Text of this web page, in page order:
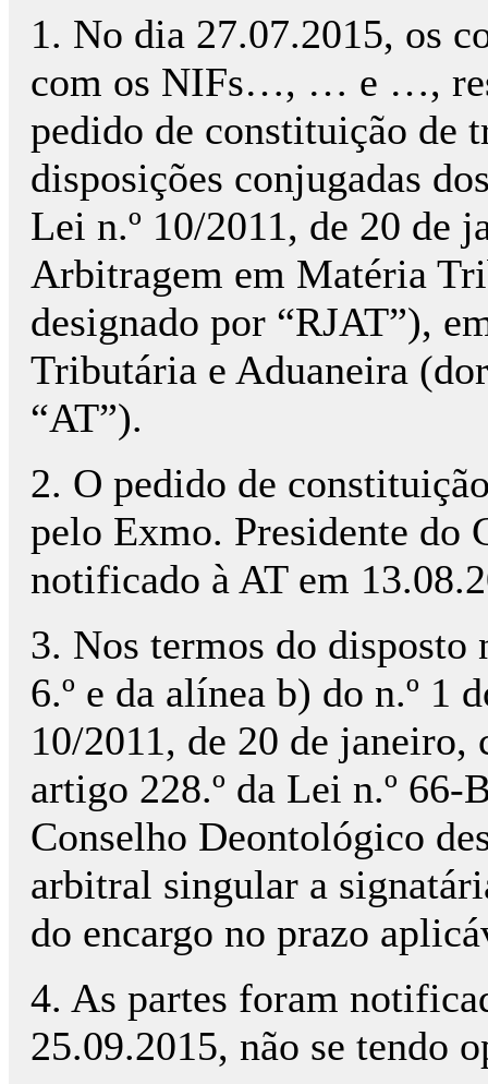
1. No dia 27.07.2015,
com os NIFs…, … e …,
pedido de constituição de
disposições conjugadas
Lei n.º 10/2011, de 20 de
Arbitragem em Matéria
designado por “RJAT”),
Tributária e Aduaneira
“AT”).
2. O pedido de
pelo Exmo. Presidente do
notificado à AT em
3. Nos termos do disposto
6.º e da alínea b) do n.º 1
10/2011, de 20 de
artigo 228.º da Lei n.º 66-
Conselho Deontológico
arbitral singular a
do encargo no prazo
4. As partes foram
25.09.2015, não se tendo